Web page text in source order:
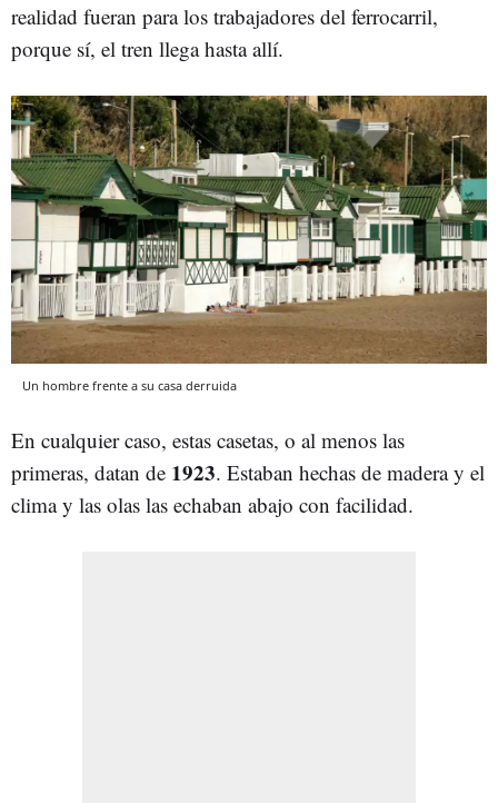
realidad fueran para los trabajadores del ferrocarril,
porque sí, el tren llega hasta allí.
Un hombre frente a su casa derruida
En cualquier caso, estas casetas, o al menos las
primeras, datan de 1923. Estaban hechas de madera y el
clima y las olas las echaban abajo con facilidad.